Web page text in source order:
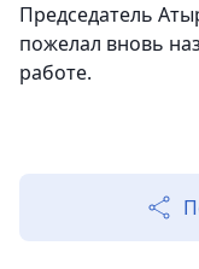
Председатель
пожелал вновь
работе.